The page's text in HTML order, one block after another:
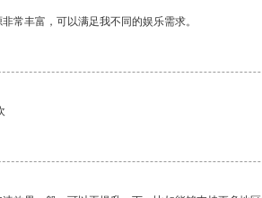
常丰富，可以满足我不同的娱乐需求。